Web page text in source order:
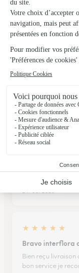
★★
59, Grande Rue
Voir la boutique
★ ★ ★ ★
rapide efficace
24/05/2026
★ ★ ★ ★ ★
Bravo interflora
Bien reçu
bon service je